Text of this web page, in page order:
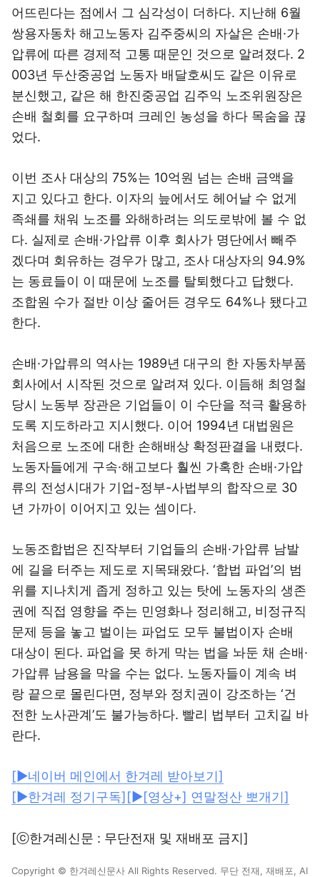
어뜨린다는 점에서 그 심각성이 더하다. 지난해 6월
쌍용자동차 해고노동자 김주중씨의 자살은 손배·가
압류에 따른 경제적 고통 때문인 것으로 알려졌다. 2
003년 두산중공업 노동자 배달호씨도 같은 이유로
분신했고, 같은 해 한진중공업 김주익 노조위원장은
손배 철회를 요구하며 크레인 농성을 하다 목숨을 끊
었다.
이번 조사 대상의 75%는 10억원 넘는 손배 금액을
지고 있다고 한다. 이자의 늪에서도 헤어날 수 없게
족쇄를 채워 노조를 와해하려는 의도로밖에 볼 수 없
다. 실제로 손배·가압류 이후 회사가 명단에서 빼주
겠다며 회유하는 경우가 많고, 조사 대상자의 94.9%
는 동료들이 이 때문에 노조를 탈퇴했다고 답했다.
조합원 수가 절반 이상 줄어든 경우도 64%나 됐다고
한다.
손배·가압류의 역사는 1989년 대구의 한 자동차부품
회사에서 시작된 것으로 알려져 있다. 이듬해 최영철
당시 노동부 장관은 기업들이 이 수단을 적극 활용하
도록 지도하라고 지시했다. 이어 1994년 대법원은
처음으로 노조에 대한 손해배상 확정판결을 내렸다.
노동자들에게 구속·해고보다 훨씬 가혹한 손배·가압
류의 전성시대가 기업-정부-사법부의 합작으로 30
년 가까이 이어지고 있는 셈이다.
노동조합법은 진작부터 기업들의 손배·가압류 남발
에 길을 터주는 제도로 지목돼왔다. ‘합법 파업’의 범
위를 지나치게 좁게 정하고 있는 탓에 노동자의 생존
권에 직접 영향을 주는 민영화나 정리해고, 비정규직
문제 등을 놓고 벌이는 파업도 모두 불법이자 손배
대상이 된다. 파업을 못 하게 막는 법을 놔둔 채 손배·
가압류 남용을 막을 수는 없다. 노동자들이 계속 벼
랑 끝으로 몰린다면, 정부와 정치권이 강조하는 ‘건
전한 노사관계’도 불가능하다. 빨리 법부터 고치길 바
란다.
[▶네이버 메인에서 한겨레 받아보기]
[▶한겨레 정기구독] [▶[영상+] 연말정산 뽀개기]
[ⓒ한겨레신문 : 무단전재 및 재배포 금지]
Copyright © 한겨레신문사 All Rights Reserved. 무단 전재, 재배포, AI